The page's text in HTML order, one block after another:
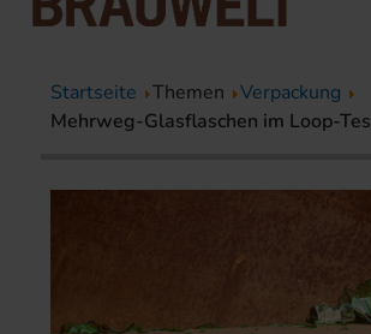
Startseite Themen
Verpackung
Mehrweg-Glasflaschen im Loop-